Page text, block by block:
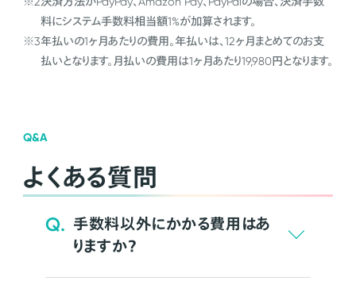
料にシステム手数料相当額1%が加算されます。
※3年払いの1ヶ月あたりの費用。年払いは、12ヶ月まとめてのお支
払いとなります。月払いの費用は1ヶ月あたり19,980円となります。
Q&A
よくある質問
Q. 手数料以外にかかる費用はあ
りますか？